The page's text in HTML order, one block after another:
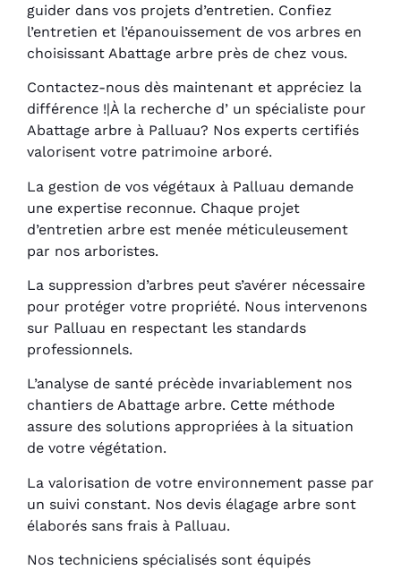
guider dans vos projets d’entretien. Confiez
l’entretien et l’épanouissement de vos arbres en
choisissant Abattage arbre près de chez vous.
Contactez-nous dès maintenant et appréciez la
différence !|À la recherche d’ un spécialiste pour
Abattage arbre à Palluau? Nos experts certifiés
valorisent votre patrimoine arboré.
La gestion de vos végétaux à Palluau demande
une expertise reconnue. Chaque projet
d’entretien arbre est menée méticuleusement
par nos arboristes.
La suppression d’arbres peut s’avérer nécessaire
pour protéger votre propriété. Nous intervenons
sur Palluau en respectant les standards
professionnels.
L’analyse de santé précède invariablement nos
chantiers de Abattage arbre. Cette méthode
assure des solutions appropriées à la situation
de votre végétation.
La valorisation de votre environnement passe par
un suivi constant. Nos devis élagage arbre sont
élaborés sans frais à Palluau.
Nos techniciens spécialisés sont équipés